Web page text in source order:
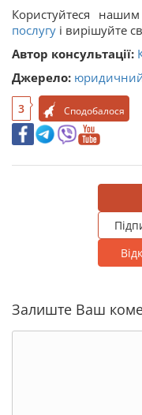
Користуйтеся
послугу і вирішуйте
Автор консультації:
Джерело:
3 Сподобалося
Залиште Ваш